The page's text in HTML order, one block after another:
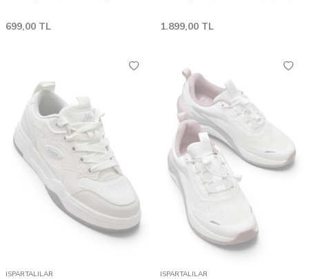
699,00 TL 1.899,00 TL
ISPARTALILAR ISPARTALILAR